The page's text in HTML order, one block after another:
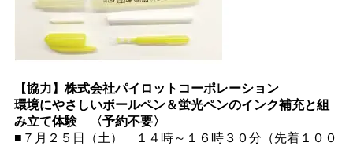
【協力】株式会社パイロットコーポレーション
環境にやさしいボールペン＆蛍光ペンのインク補充と組
み立て体験 〈予約不要〉
■７月２５日（土） １４時～１６時３０分（先着１００